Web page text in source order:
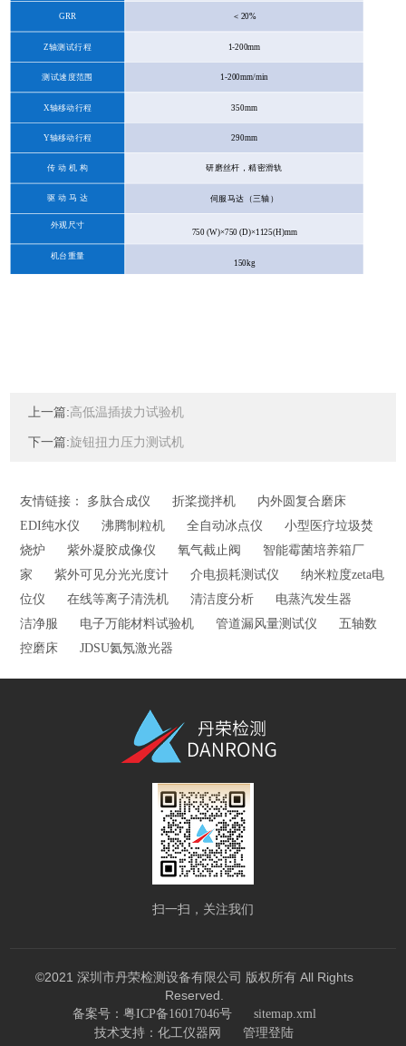
GRR ＜ 20%
Z轴测试行程 1-200mm
测试速度范围 1-200mm/min
X轴移动行程 350mm
Y轴移动行程 290mm
传 动 机 构 研磨丝杆，精密滑轨
驱 动 马 达 伺服马达（三轴）
外观尺寸
750 (W)×750 (D)×1125(H)mm
机台重量
150kg
上一篇:高低温插拔力试验机
下一篇:旋钮扭力压力测试机
友情链接： 多肽合成仪 折桨搅拌机
内外圆复合磨床
EDI纯水仪
沸腾制粒机 全自动冰点仪
小型医疗垃圾焚
烧炉
紫外凝胶成像仪 氧气截止阀
智能霉菌培养箱厂
家
紫外可见分光光度计 介电损耗测试仪
纳米粒度zeta电
位仪
在线等离子清洗机 清洁度分析
电蒸汽发生器
洁净服
电子万能材料试验机 管道漏风量测试仪
五轴数
控磨床
JDSU氦氖激光器
扫一扫，关注我们
©2021 深圳市丹荣检测设备有限公司 版权所有 All Rights
Reserved.
备案号：粤ICP备16017046号 sitemap.xml
技术支持： 化工仪器网 管理登陆